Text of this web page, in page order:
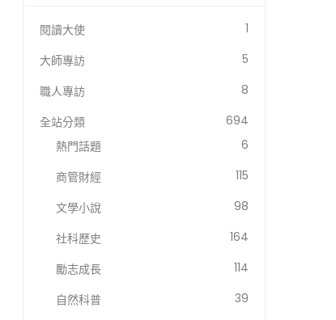
閱讀大使
1
大師專訪
5
職人專訪
8
全站分類
694
熱門話題
6
商管財經
115
文學小說
98
社科歷史
164
勵志成長
114
自然科普
39